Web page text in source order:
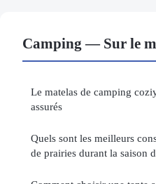
Camping — Sur le
Le matelas de camping
assurés
Quels sont les meilleurs
de prairies durant la saison